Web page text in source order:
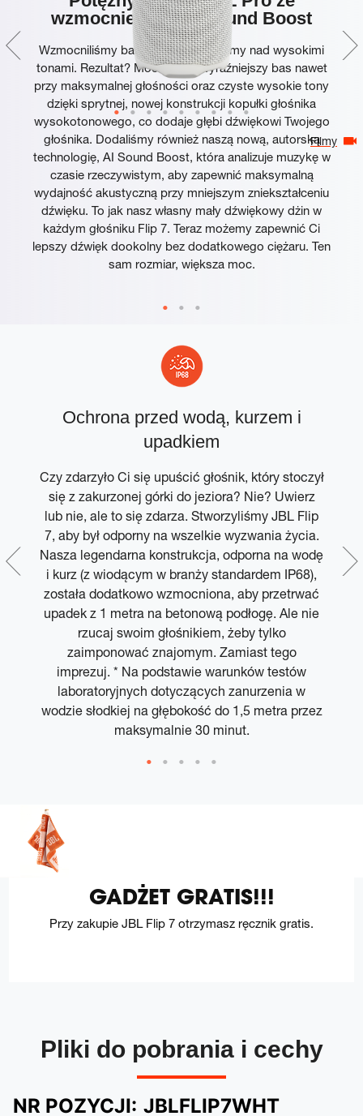
Filmy
wzmocnieniem AI Sound Boost
Wzmocniliśmy basy i popracowaliśmy nad wysokimi
tonami. Rezultat? Mocniejszy, wyraźniejszy bas nawet
przy maksymalnej głośności oraz czyste wysokie tony
dzięki sprytnej, nowej konstrukcji kopułki głośnika
wysokotonowego, co dodaje głębi dźwiękowi Twojego
głośnika. Dodaliśmy również naszą nową, autorską
technologię, AI Sound Boost, która analizuje muzykę w
czasie rzeczywistym, aby zapewnić maksymalną
wydajność akustyczną przy mniejszym zniekształceniu
dźwięku. To jak nasz własny mały dźwiękowy dżin w
każdym głośniku Flip 7. Teraz możemy zapewnić Ci
lepszy dźwięk dookolny bez dodatkowego ciężaru. Ten
sam rozmiar, większa moc.
Ochrona przed wodą, kurzem i
upadkiem
Czy zdarzyło Ci się upuścić głośnik, który stoczył
się z zakurzonej górki do jeziora? Nie? Uwierz
lub nie, ale to się zdarza. Stworzyliśmy JBL Flip
7, aby był odporny na wszelkie wyzwania życia.
Nasza legendarna konstrukcja, odporna na wodę
i kurz (z wiodącym w branży standardem IP68),
została dodatkowo wzmocniona, aby przetrwać
upadek z 1 metra na betonową podłogę. Ale nie
rzucaj swoim głośnikiem, żeby tylko
zaimponować znajomym. Zamiast tego
imprezuj. * Na podstawie warunków testów
laboratoryjnych dotyczących zanurzenia w
wodzie słodkiej na głębokość do 1,5 metra przez
maksymalnie 30 minut.
GADŻET GRATIS!!!
Przy zakupie JBL Flip 7 otrzymasz ręcznik gratis.
Pliki do pobrania i cechy
NR POZYCJI: JBLFLIP7WHT